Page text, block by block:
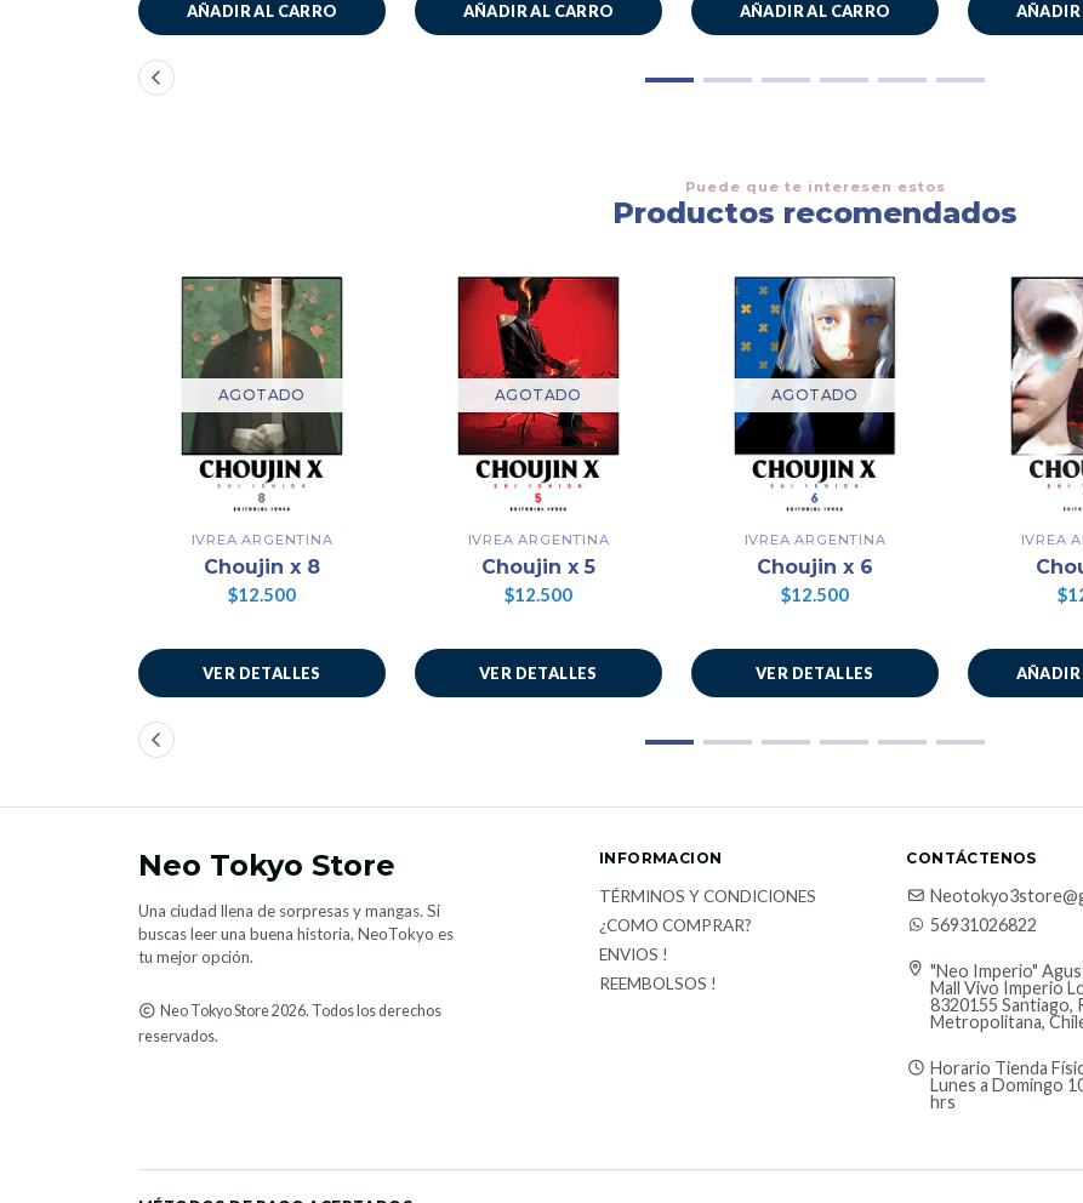
AÑADIR AL CARRO AÑADIR AL CARRO AÑADIR AL CARRO AÑADIR
Puede que te interesen estos
Productos recomendados
AGOTADO
IVREA ARGENTINA
Choujin x 8
$12.500
VER DETALLES
AGOTADO
IVREA ARGENTINA
Choujin x 5
$12.500
VER DETALLES
AGOTADO
IVREA ARGENTINA
Choujin x 6
$12.500
VER DETALLES
IVREA
AÑADIR
Neo Tokyo Store
Una ciudad llena de sorpresas y mangas. Si
buscas leer una buena historia, NeoTokyo es
tu mejor opción.
Neo Tokyo Store 2026. Todos los derechos
reservados.
INFORMACION
TÉRMINOS Y CONDICIONES
¿COMO COMPRAR?
ENVIOS !
REEMBOLSOS !
CONTÁCTENOS
56931026822
"Neo Imperio"
Mall Vivo Imperio
8320155 Santiago,
Metropolitana,
Horario Tienda
Lunes a Domingo
hrs